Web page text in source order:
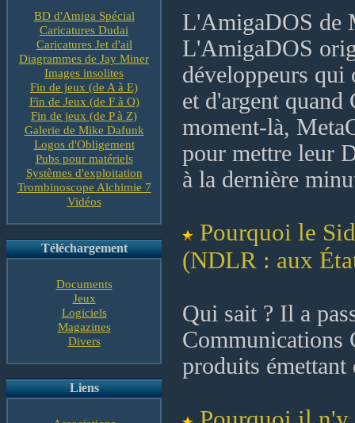
BD d'Amiga Spécial
Caricatures Dudai
Caricatures Jet d'ail
Diagrammes de Jay Miner
Images insolites
Fin de jeux (de A à E)
Fin de Jeux (de F à O)
Fin de jeux (de P à Z)
Galerie de Mike Dafunk
Logos d'Obligement
Pubs pour matériels
Systèmes d'exploitation
Trombinoscope Alchimie 7
Vidéos
Téléchargement
Documents
Jeux
Logiciels
Magazines
Divers
Liens
L'AmigaDOS de
L'AmigaDOS
développeurs qui
et d'argent
moment-là,
pour mettre leur
à la dernière
Pourquoi le
(NDLR : aux
Qui sait ? Il a
Communications
produits émettant